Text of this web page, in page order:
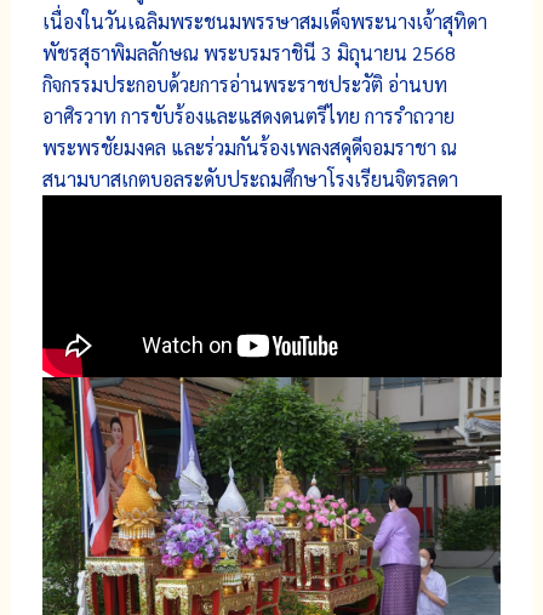
เนื่องในวันเฉลิมพระชนมพรรษาสมเด็จพระนางเจ้าสุทิดา
พัชรสุธาพิมลลักษณ พระบรมราชินี 3 มิถุนายน 2568
กิจกรรมประกอบด้วยการอ่านพระราชประวัติ อ่านบท
อาศิรวาท การขับร้องและแสดงดนตรีไทย การรำถวาย
พระพรชัยมงคล และร่วมกันร้องเพลงสดุดีจอมราชา ณ
สนามบาสเกตบอลระดับประถมศึกษาโรงเรียนจิตรลดา